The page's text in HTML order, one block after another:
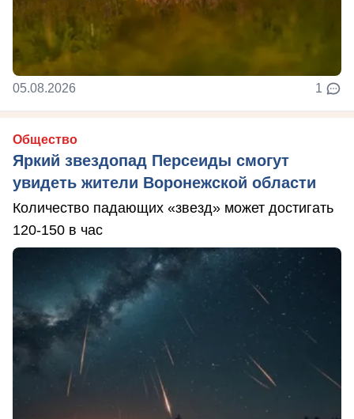
05.08.2026 1
Общество
Яркий звездопад Персеиды смогут
увидеть жители Воронежской области
Количество падающих «звезд» может достигать
120-150 в час